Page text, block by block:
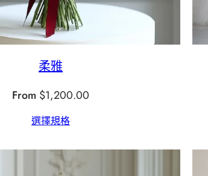
柔雅
From $1,200.00
選擇規格